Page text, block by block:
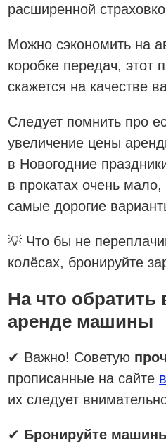
расширенной
Можно сэкономить на
коробке передач, этот
скажется на качестве
Следует помнить про
увеличение цены
в Новогодние
в прокатах очень
самые дорогие
💡 Что бы не
колёсах, бронируйте
На что обратить
аренде машины
✔ Важно! Советую
прописанные на сайте
их следует
✔ Бронируйте